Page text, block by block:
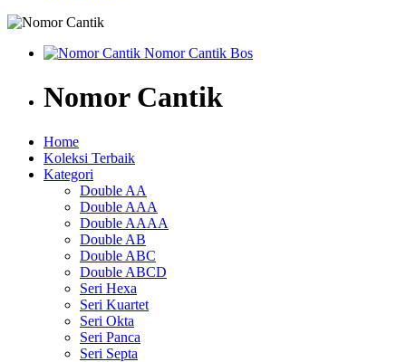
Nomor Cantik
Home
Koleksi Terbaik
Kategori
Double AA
Double AAA
Double AAAA
Double AB
Double ABC
Double ABCD
Seri Hexa
Seri Kuartet
Seri Okta
Seri Panca
Seri Septa